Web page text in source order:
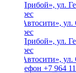
ТЦ «Прибой», ул.
ТЦ «Автосити», ул.
ТЦ «Прибой», ул.
ТЦ «Автосити», ул.
+7 964